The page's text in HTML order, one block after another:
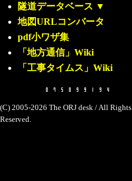
隧道データベース ▼
地図URLコンバータ
pdf小ワザ集
「地方通信」Wiki
「工事タイムス」Wiki
(C) 2005-2026 The ORJ desk / All Rights
Reserved.